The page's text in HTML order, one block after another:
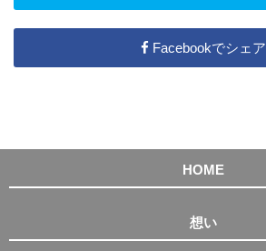
Facebookでシェア
HOME
想い